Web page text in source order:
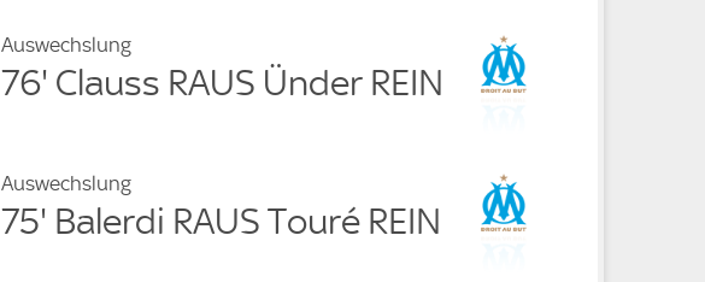
Auswechslung
76' Clauss RAUS Ünder REIN
Auswechslung
75' Balerdi RAUS Touré REIN